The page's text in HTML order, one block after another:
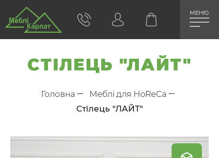
МЕНЮ
СТІЛЕЦЬ "ЛАЙТ"
Головна
Меблі для HoReCa
Стілець "ЛАЙТ"
Skip
to